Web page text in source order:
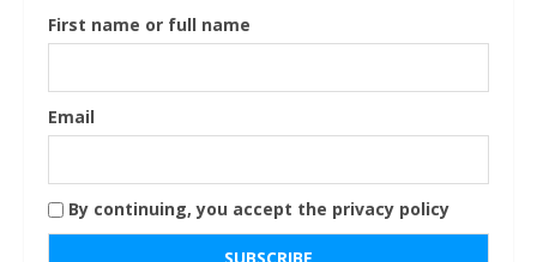
First name or full name
Email
By continuing, you accept the privacy policy